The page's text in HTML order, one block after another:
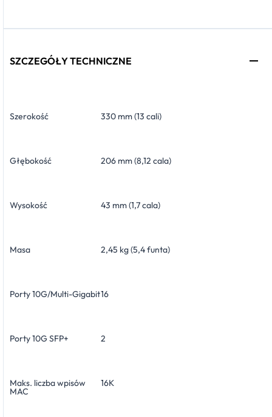
SZCZEGÓŁY TECHNICZNE
Szerokość 330 mm (13 cali)
Głębokość 206 mm (8,12 cala)
Wysokość 43 mm (1,7 cala)
Masa 2,45 kg (5,4 funta)
Porty 10G/Multi-Gigabit16
Porty 10G SFP+ 2
Maks. liczba wpisów
MAC
16K